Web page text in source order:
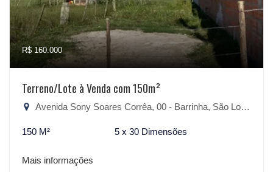
R$ 160.000
Terreno/Lote à Venda com 150m²
Avenida Sony Soares Corrêa, 00 - Barrinha, São Lourenço do Sul-RS
150 M² 5 x 30 Dimensões
Mais informações